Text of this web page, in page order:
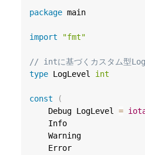
package main
import "fmt"
// intに基づくカスタム型
type LogLevel int
const
(
	Debug LogLevel
=